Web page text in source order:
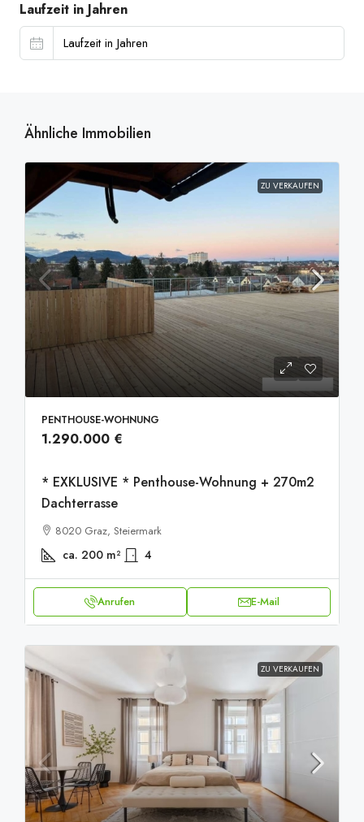
Laufzeit in Jahren
Ähnliche Immobilien
ZU VERKAUFEN
PENTHOUSE-WOHNUNG
1.290.000 €
* EXKLUSIVE * Penthouse-Wohnung + 270m2
Dachterrasse
8020 Graz, Steiermark
ca. 200 m² 4
Anrufen E-Mail
ZU VERKAUFEN